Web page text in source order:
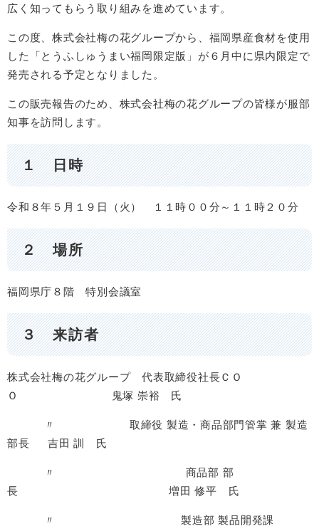
広く知ってもらう取り組みを進めています。
この度、株式会社梅の花グループから、福岡県産食材を使用
した「とうふしゅうまい福岡限定版」が６月中に県内限定で
発売される予定となりました。
この販売報告のため、株式会社梅の花グループの皆様が服部
知事を訪問します。
１ 日時
令和８年５月１９日（火） １１時００分～１１時２０分
２ 場所
福岡県庁８階 特別会議室
３ 来訪者
株式会社梅の花グループ 代表取締役社長ＣＯ
Ｏ 鬼塚 崇裕 氏
〃 取締役 製造・商品部門管掌 兼 製造
部長 吉田 訓 氏
〃 商品部 部
長 増田 修平 氏
〃 製造部 製品開発課